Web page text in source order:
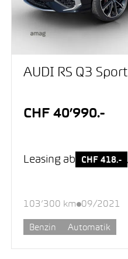
AUDI RS Q3
CHF 40’990.-
Leasing ab CHF 418.-
103’300 km 09/2021
Benzin Automatik